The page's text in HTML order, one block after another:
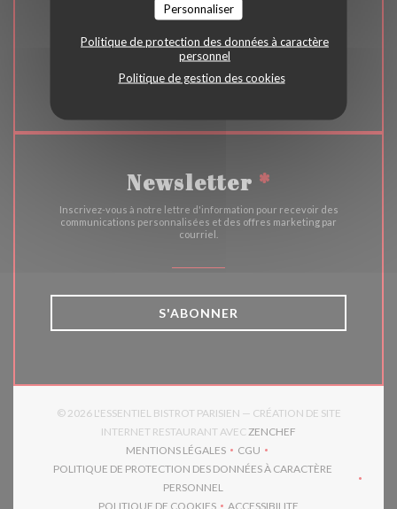
Personnaliser
Politique de protection des données à caractère
personnel
Politique de gestion des cookies
RÉSERVER
Newsletter *
Inscrivez-vous à notre lettre d'information pour recevoir des
communications personnalisées et des offres marketing par
courriel.
S'ABONNER
© 2026 L'ESSENTIEL BISTROT PARISIEN — CRÉATION DE SITE
INTERNET RESTAURANT AVEC ZENCHEF
MENTIONS LÉGALES
((OUVRE UNE NOUVELLE FENÊTRE))
CGU
((OUVRE UNE NOUVELLE
POLITIQUE DE PROTECTION DES DONNÉES À CARACTÈRE
PERSONNEL((OUVRE UNE NOUVELLE FENÊTRE))
POLITIQUE DE COOKIES
ACCESSIBILITE